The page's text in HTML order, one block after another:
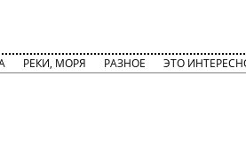
РЕКИ, МОРЯ РАЗНОЕ ЭТО